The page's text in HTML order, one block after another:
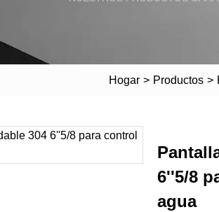
Hogar > Productos >
6''5/8
agua